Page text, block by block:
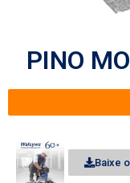
PINO
Baixe